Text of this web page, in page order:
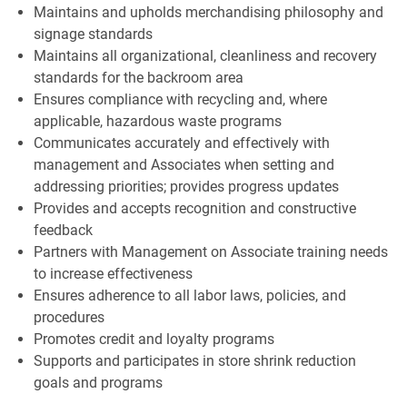
Maintains and upholds merchandising philosophy and
signage standards
Maintains all organizational, cleanliness and recovery
standards for the backroom area
Ensures compliance with recycling and, where
applicable, hazardous waste programs
Communicates accurately and effectively with
management and Associates when setting and
addressing priorities; provides progress updates
Provides and accepts recognition and constructive
feedback
Partners with Management on Associate training needs
to increase effectiveness
Ensures adherence to all labor laws, policies, and
procedures
Promotes credit and loyalty programs
Supports and participates in store shrink reduction
goals and programs